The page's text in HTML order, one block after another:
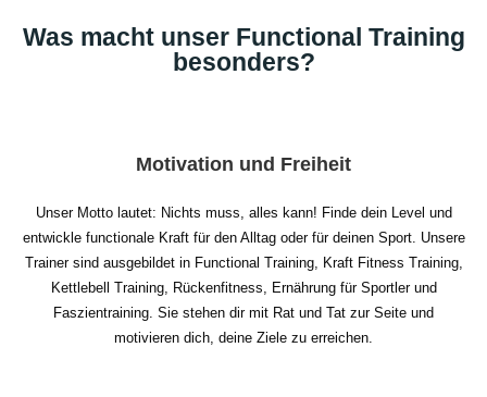
Was macht unser Functional Training
besonders?
Motivation und Freiheit
Unser Motto lautet: Nichts muss, alles kann! Finde dein Level und
entwickle functionale Kraft für den Alltag oder für deinen Sport. Unsere
Trainer sind ausgebildet in Functional Training, Kraft Fitness Training,
Kettlebell Training, Rückenfitness, Ernährung für Sportler und
Faszientraining. Sie stehen dir mit Rat und Tat zur Seite und
motivieren dich, deine Ziele zu erreichen.